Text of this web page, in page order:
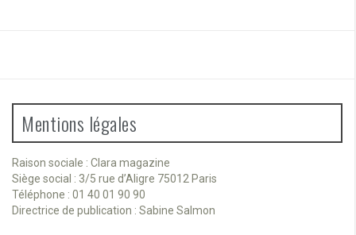
Mentions légales
Raison sociale : Clara magazine
Siège social : 3/5 rue d’Aligre 75012 Paris
Téléphone : 01 40 01 90 90
Directrice de publication : Sabine Salmon